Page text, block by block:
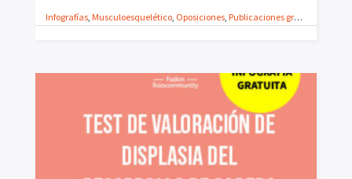
Infografías, Musculoesquelético, Oposiciones, Publicaciones gratuitas